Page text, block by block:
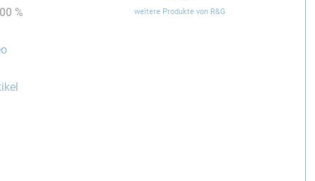
% weitere Produkte von R&G